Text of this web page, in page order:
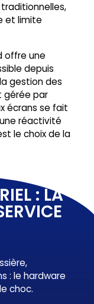
et limite
offre une
depuis
gestion des
gérée par
écrans se fait
réactivité
le choix de la
: LA
: le hardware
choc.